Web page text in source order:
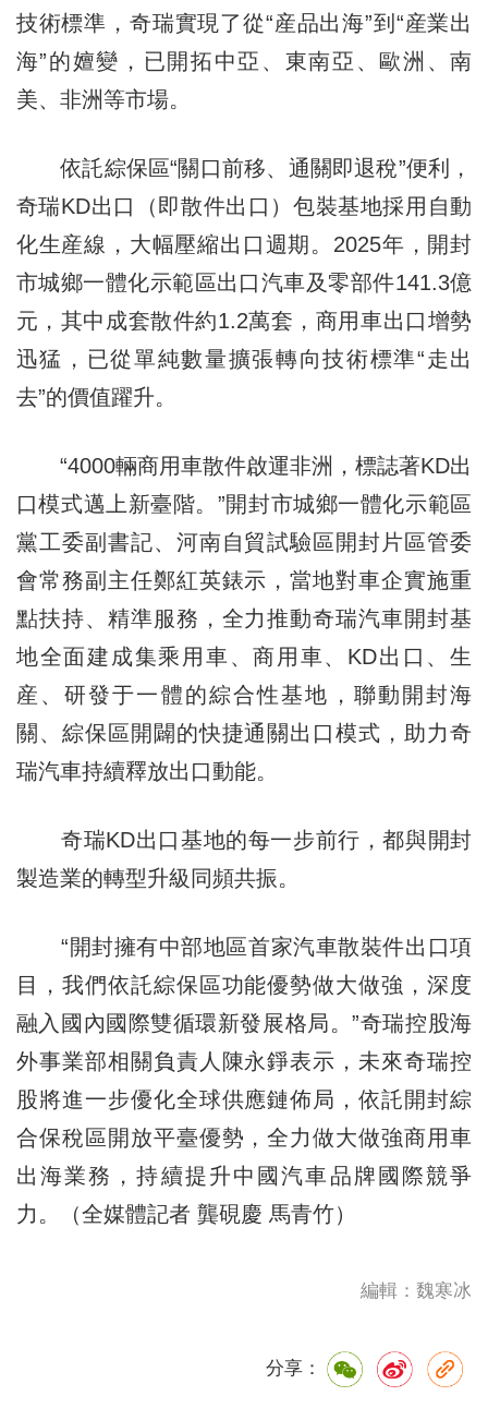
技術標準，奇瑞實現了從“産品出海”到“産業出
海”的嬗變，已開拓中亞、東南亞、歐洲、南
美、非洲等市場。
依託綜保區“關口前移、通關即退稅”便利，
奇瑞KD出口（即散件出口）包裝基地採用自動
化生産線，大幅壓縮出口週期。2025年，開封
市城鄉一體化示範區出口汽車及零部件141.3億
元，其中成套散件約1.2萬套，商用車出口增勢
迅猛，已從單純數量擴張轉向技術標準“走出
去”的價值躍升。
“4000輛商用車散件啟運非洲，標誌著KD出
口模式邁上新臺階。”開封市城鄉一體化示範區
黨工委副書記、河南自貿試驗區開封片區管委
會常務副主任鄭紅英錶示，當地對車企實施重
點扶持、精準服務，全力推動奇瑞汽車開封基
地全面建成集乘用車、商用車、KD出口、生
産、研發于一體的綜合性基地，聯動開封海
關、綜保區開闢的快捷通關出口模式，助力奇
瑞汽車持續釋放出口動能。
奇瑞KD出口基地的每一步前行，都與開封
製造業的轉型升級同頻共振。
“開封擁有中部地區首家汽車散裝件出口項
目，我們依託綜保區功能優勢做大做強，深度
融入國內國際雙循環新發展格局。”奇瑞控股海
外事業部相關負責人陳永錚表示，未來奇瑞控
股將進一步優化全球供應鏈佈局，依託開封綜
合保稅區開放平臺優勢，全力做大做強商用車
出海業務，持續提升中國汽車品牌國際競爭
力。（全媒體記者 龔硯慶 馬青竹）
編輯：魏寒冰
分享：